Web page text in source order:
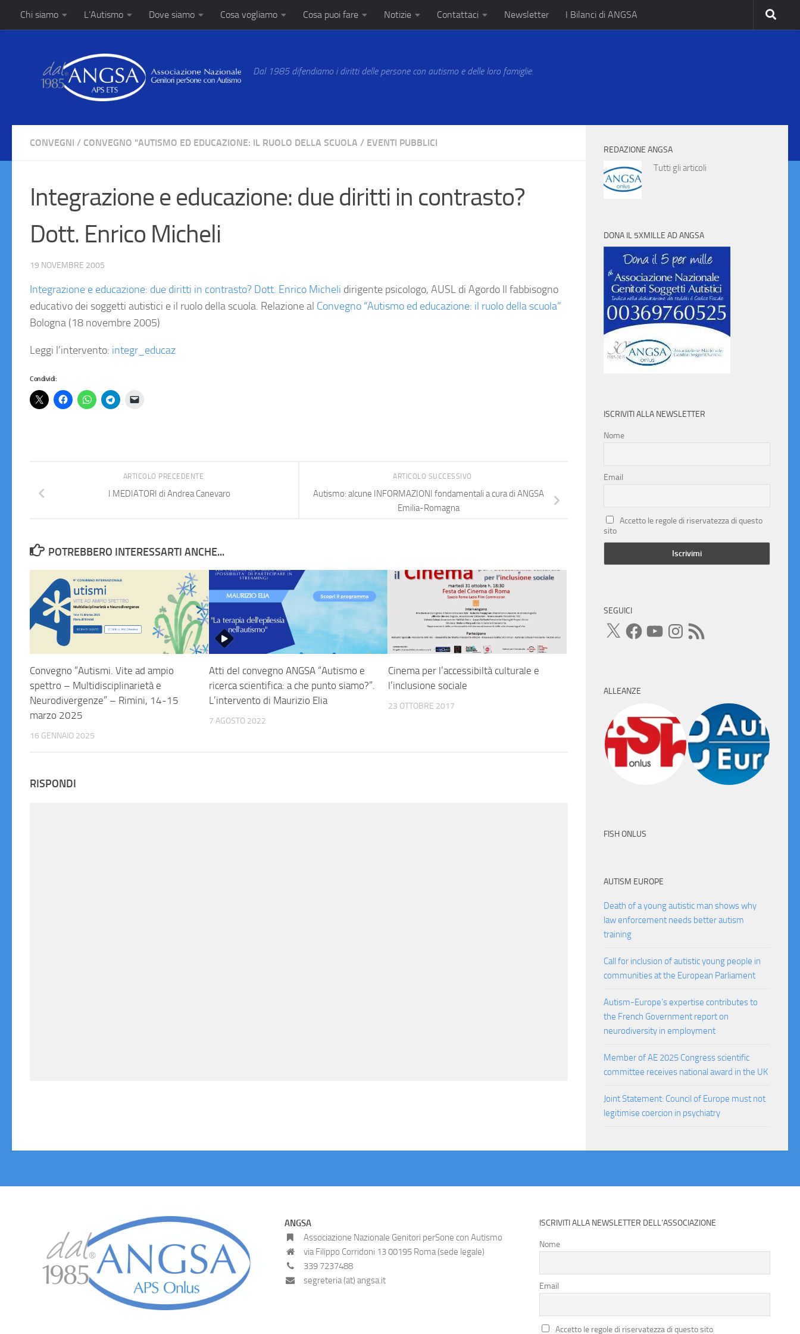
Salta al contenuto
Chi siamo L’Autismo Dove siamo Cosa vogliamo Cosa puoi fare Notizie Contattaci Newsletter I Bilanci di ANGSA
Dal 1985 difendiamo i diritti delle persone con autismo e delle loro famiglie.
CONVEGNI / CONVEGNO "AUTISMO ED EDUCAZIONE: IL RUOLO DELLA SCUOLA / EVENTI PUBBLICI
Integrazione e educazione: due diritti in contrasto?
Dott. Enrico Micheli
19 NOVEMBRE 2005
Integrazione e educazione: due diritti in contrasto? Dott. Enrico Micheli dirigente psicologo, AUSL di Agordo Il fabbisogno
educativo dei soggetti autistici e il ruolo della scuola. Relazione al Convegno “Autismo ed educazione: il ruolo della scuola”
Bologna (18 novembre 2005)
Leggi l’intervento: integr_educaz
Condividi:
ARTICOLO SUCCESSIVO
Autismo: alcune INFORMAZIONI fondamentali a cura di ANGSA
Emilia-Romagna
ARTICOLO PRECEDENTE
I MEDIATORI di Andrea Canevaro
POTREBBERO INTERESSARTI ANCHE...
Convegno “Autismi. Vite ad ampio
spettro – Multidisciplinarietà e
Neurodivergenze” – Rimini, 14-15
marzo 2025
16 GENNAIO 2025
Atti del convegno ANGSA “Autismo e
ricerca scientifica: a che punto siamo?”.
L’intervento di Maurizio Elia
7 AGOSTO 2022
Cinema per l’accessibiltà culturale e
l’inclusione sociale
23 OTTOBRE 2017
RISPONDI
REDAZIONE ANGSA
Tutti gli articoli
DONA IL 5XMILLE AD ANGSA
ISCRIVITI ALLA NEWSLETTER
Nome
Email
Accetto le regole di riservatezza di questo
sito
SEGUICI
X FacebookYouTubeInstagram
Feed
RSS
ALLEANZE
FISH ONLUS
AUTISM EUROPE
Death of a young autistic man shows why
law enforcement needs better autism
training
Call for inclusion of autistic young people in
communities at the European Parliament
Autism-Europe’s expertise contributes to
the French Government report on
neurodiversity in employment
Member of AE 2025 Congress scientific
committee receives national award in the UK
Joint Statement: Council of Europe must not
legitimise coercion in psychiatry
ANGSA
Associazione Nazionale Genitori perSone con Autismo
via Filippo Corridoni 13 00195 Roma (sede legale)
339 7237488
segreteria (at) angsa.it
ISCRIVITI ALLA NEWSLETTER DELL’ASSOCIAZIONE
Nome
Email
Accetto le regole di riservatezza di questo sito